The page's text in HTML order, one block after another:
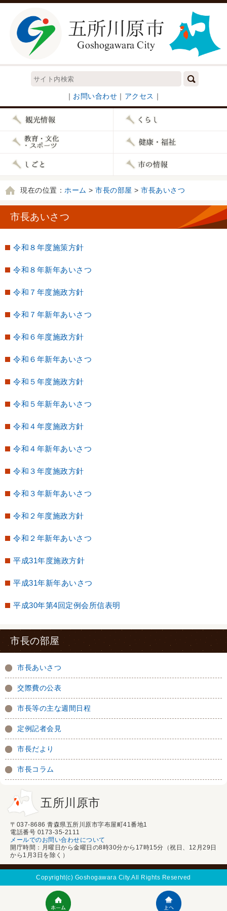
｜ お問い合わせ ｜ アクセス ｜
現在の位置： ホーム > 市長の部屋 > 市長あいさつ
市長あいさつ
令和８年度施策方針
令和８年新年あいさつ
令和７年度施政方針
令和７年新年あいさつ
令和６年度施政方針
令和６年新年あいさつ
令和５年度施政方針
令和５年新年あいさつ
令和４年度施政方針
令和４年新年あいさつ
令和３年度施政方針
令和３年新年あいさつ
令和２年度施政方針
令和２年新年あいさつ
平成31年度施政方針
平成31年新年あいさつ
平成30年第4回定例会所信表明
市長の部屋
市長あいさつ
交際費の公表
市長等の主な週間日程
定例記者会見
市長だより
市長コラム
五所川原市
〒037-8686 青森県五所川原市字布屋町41番地1
電話番号 0173-35-2111
メールでのお問い合わせについて
開庁時間：月曜日から金曜日の8時30分から17時15分（祝日、12月29日
から1月3日を除く）
Copyright(c) Goshogawara City.All Rights Reserved